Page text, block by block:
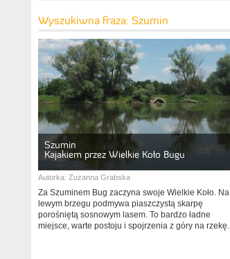
Wyszukiwna fraza: Szumin
Szumin
Kajakiem przez Wielkie Koło Bugu
Autorka: Zuzanna Grabska
Za Szuminem Bug zaczyna swoje Wielkie Koło. Na
lewym brzegu podmywa piaszczystą skarpę
porośniętą sosnowym lasem. To bardzo ładne
miejsce, warte postoju i spojrzenia z góry na rzekę.